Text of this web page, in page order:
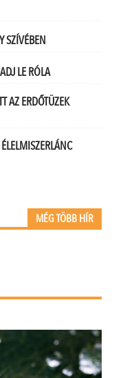
SZÍVÉBEN
LE RÓLA
AZ ERDŐTÜZEK
MÉG TÖBB HÍR